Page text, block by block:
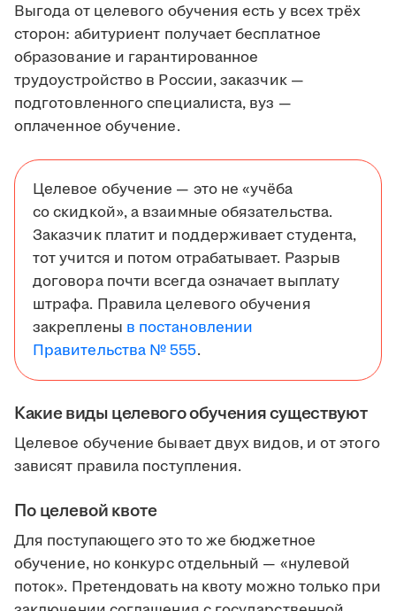
Выгода от целевого обучения есть у всех трёх
сторон: абитуриент получает бесплатное
образование и гарантированное
трудоустройство в России, заказчик —
подготовленного специалиста, вуз —
оплаченное обучение.
Целевое обучение — это не «учёба
со скидкой», а взаимные обязательства.
Заказчик платит и поддерживает студента,
тот учится и потом отрабатывает. Разрыв
договора почти всегда означает выплату
штрафа. Правила целевого обучения
закреплены в постановлении
Правительства № 555.
Какие виды целевого обучения существуют
Целевое обучение бывает двух видов, и от этого
зависят правила поступления.
По целевой квоте
Для поступающего это то же бюджетное
обучение, но конкурс отдельный — «нулевой
поток». Претендовать на квоту можно только при